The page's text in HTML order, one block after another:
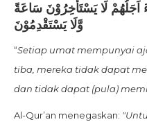
لَا يَسْتَأْخِرُوْنَ سَاعَةً
وَّلَا يَسْتَقْدِمُوْنَ
“Setiap umat mempunyai
tiba, mereka tidak dapat
dan tidak dapat (pula)
Al-Qur’an menegaskan: